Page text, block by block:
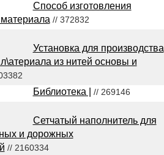
Способ изготовления
материала // 372832
Установка для производства
л\атериала из нитей основы и
Библиотека | // 269146
Сетчатый наполнитель для
и дорожных
// 2160334